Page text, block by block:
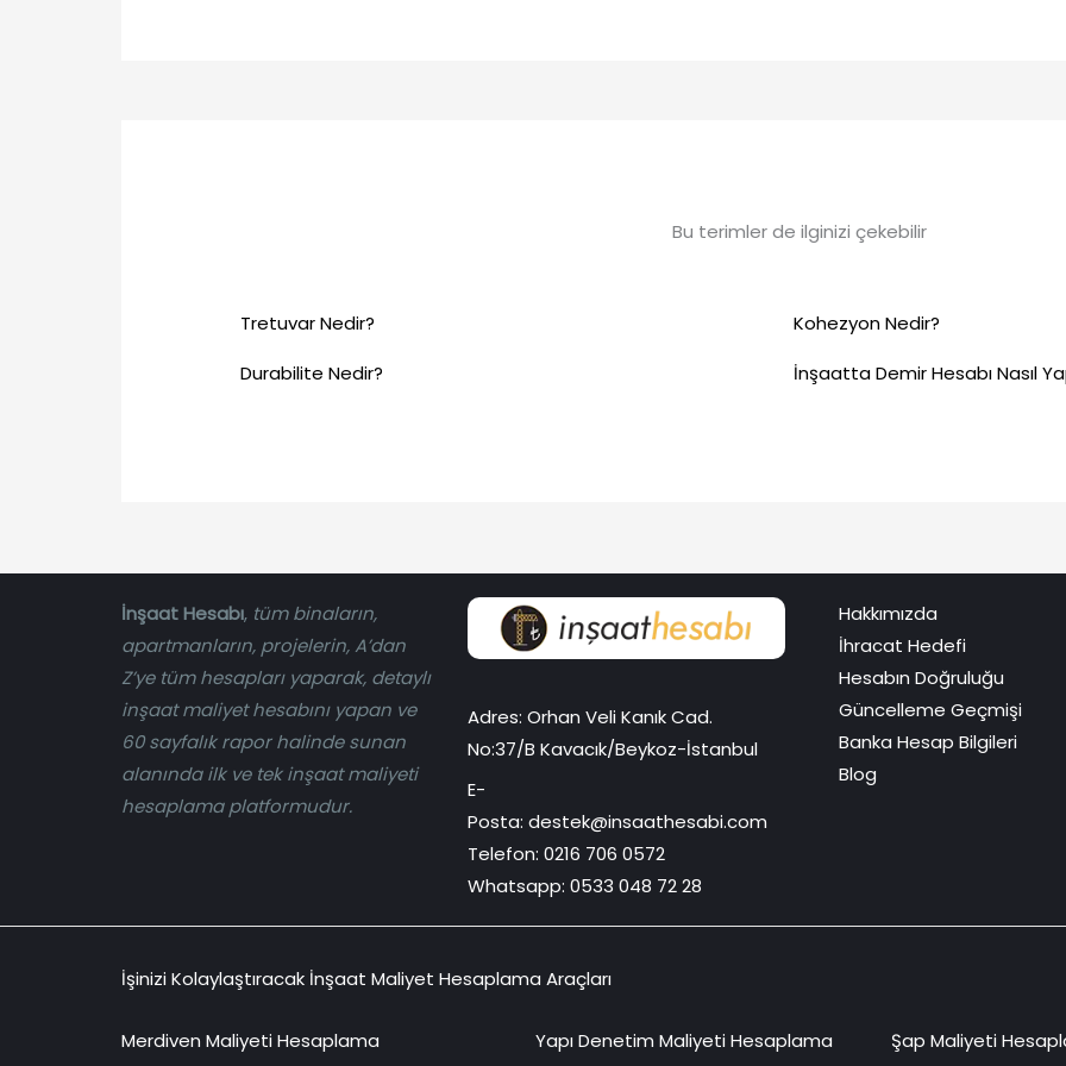
Bu terimler de ilginizi çekebilir
Tretuvar Nedir?
Kohezyon Nedir?
Durabilite Nedir?
İnşaatta Demir Hesabı Nasıl
İnşaat Hesabı, tüm binaların,
apartmanların, projelerin, A’dan
Z’ye tüm hesapları yaparak, detaylı
inşaat maliyet hesabını yapan ve
60 sayfalık rapor halinde sunan
alanında ilk ve tek inşaat maliyeti
hesaplama platformudur.
Adres: Orhan Veli Kanık Cad.
No:37/B Kavacık/Beykoz-İstanbul
E-
Posta:destek@insaathesabi.com
Telefon:0216 706 0572
Whatsapp:0533 048 72 28
Hakkımızda
İhracat Hedefi
Hesabın Doğruluğu
Güncelleme Geçmişi
Banka Hesap Bilgileri
Blog
İşinizi Kolaylaştıracak İnşaat Maliyet Hesaplama Araçları
Merdiven Maliyeti Hesaplama
Yapı Denetim Maliyeti Hesaplama
Şap Maliyeti